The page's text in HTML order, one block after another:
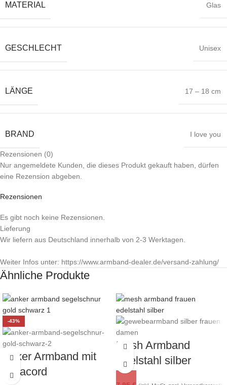
MATERIAL Glas
GESCHLECHT Unisex
LÄNGE 17 – 18 cm
BRAND I love you
Rezensionen (0)
Rezensionen
Es gibt noch keine Rezensionen.
Nur angemeldete Kunden, die dieses Produkt gekauft haben, dürfen
eine Rezension abgeben.
Lieferung
Wir liefern aus Deutschland innerhalb von 2-3 Werktagen.
Weiter Infos unter: https://www.armband-dealer.de/versand-zahlung/
Ähnliche Produkte
-43%
Anker Armband mit
Paracord
Mesh Armband
Edelstahl silber
Frauen mit Schnalle